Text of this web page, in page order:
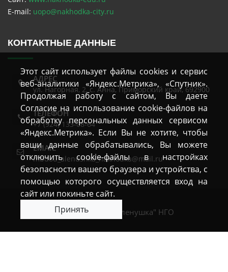
Этот сайт использует файлы cookies и сервис
веб-аналитики «Яндекс.Метрика», «Спутник».
Продолжая работу с сайтом, Вы даете
Согласие на использование cookie-файлов на
обработку персональных данных сервисом
«Яндекс.Метрика». Если Вы не хотите, чтобы
ваши данные обрабатывались, Вы можете
отключить cookie-файлы в настройках
безопасности вашего браузера и устройства, с
помощью которого осуществляется вход на
сайт или покиньте сайт.
Принять
E-mail: uopo@nakhodka-city.ru
КОНТАКТНЫЕ ДАННЫЕ
АДРЕС
ул. Нагорная, 2,с. Анна,Приморский край, 692900
ТЕЛЕФОН
+7 (924) 133-08-64
EMAIL
mbdou_alenushka_nakhodka@mail.ru
2026 © МБДОУ "Аленушка" НГО